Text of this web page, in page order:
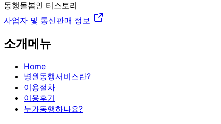
동행돌봄인 티스토리
사업자 및 통신판매 정보
소개메뉴
Home
병원동행서비스란?
이용절차
이용후기
누가동행하나요?